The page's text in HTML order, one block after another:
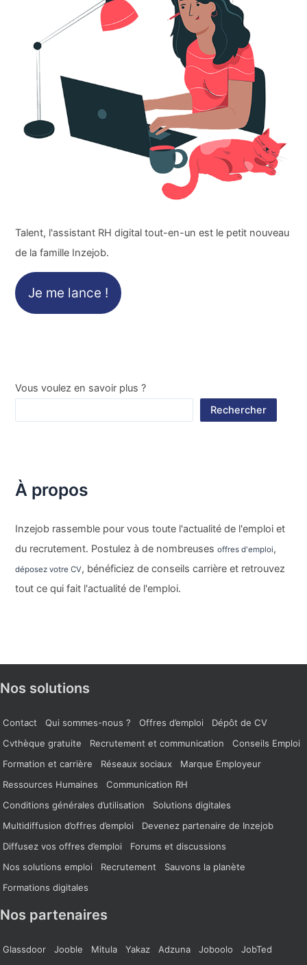
Talent, l'assistant RH digital tout-en-un est le petit nouveau
de la famille Inzejob.
Je me lance !
Vous voulez en savoir plus ?
Rechercher
À propos
Inzejob rassemble pour vous toute l'actualité de l'emploi et
du recrutement. Postulez à de nombreusesoffres d'emploi,
déposez votre CV, bénéficiez de conseils carrière et retrouvez
tout ce qui fait l'actualité de l'emploi.
Nos solutions
Contact Qui sommes-nous ? Offres d’emploi
Dépôt de CV
Cvthèque gratuite
Recrutement et communication
Conseils Emploi
Formation et carrière
Réseaux sociaux
Marque Employeur
Ressources Humaines
Communication RH
Conditions générales d’utilisation
Solutions digitales
Multidiffusion d’offres d’emploi
Devenez partenaire de Inzejob
Diffusez vos offres d’emploi
Forums et discussions
Nos solutions emploi
Recrutement
Sauvons la planète
Formations digitales
Nos partenaires
Glassdoor Jooble Mitula Yakaz Adzuna Joboolo
JobTed